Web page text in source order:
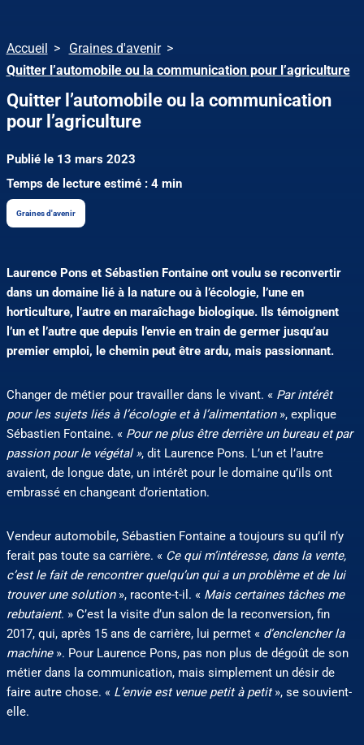
Accueil
Graines d'avenir
Quitter l’automobile ou la communication pour l’agriculture
Quitter l’automobile ou la communication
pour l’agriculture
Publié le 13 mars 2023
Temps de lecture estimé : 4 min
Graines d'avenir
Laurence Pons et Sébastien Fontaine ont voulu se reconvertir
dans un domaine lié à la nature ou à l’écologie, l’une en
horticulture, l’autre en maraîchage biologique. Ils témoignent
l’un et l’autre que depuis l’envie en train de germer jusqu’au
premier emploi, le chemin peut être ardu, mais passionnant.
Changer de métier pour travailler dans le vivant. « Par intérêt
pour les sujets liés à l’écologie et à l’alimentation», explique
Sébastien Fontaine. « Pour ne plus être derrière un bureau et par
passion pour le végétal », dit Laurence Pons. L’un et l’autre
avaient, de longue date, un intérêt pour le domaine qu’ils ont
embrassé en changeant d’orientation.
Vendeur automobile, Sébastien Fontaine a toujours su qu’il n’y
ferait pas toute sa carrière. « Ce qui m’intéresse, dans la vente,
c’est le fait de rencontrer quelqu’un qui a un problème et de lui
trouver une solution», raconte-t-il. « Mais certaines tâches me
rebutaient. » C’est la visite d’un salon de la reconversion, fin
2017, qui, après 15 ans de carrière, lui permet « d’enclencher la
machine». Pour Laurence Pons, pas non plus de dégoût de son
métier dans la communication, mais simplement un désir de
faire autre chose. « L’envie est venue petit à petit», se souvient-
elle.